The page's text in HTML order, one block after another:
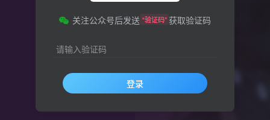
关注公众号后发送 “验证码” 获取验证码
请输入验证码
登录